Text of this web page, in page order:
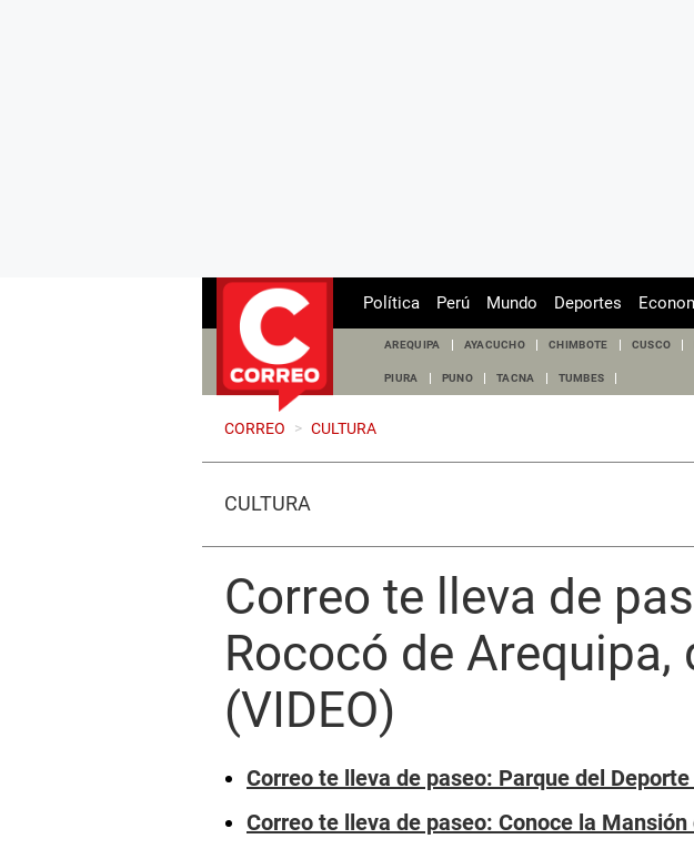
Política Perú Mundo Deportes
AREQUIPA AYACUCHO CHIMBOTE CUSCO
PIURA PUNO TACNA TUMBES
CORREO > CULTURA
CULTURA
Correo te lleva de
Rococó de
(VIDEO)
Correo te lleva de paseo: Parque del
Correo te lleva de paseo: Conoce la